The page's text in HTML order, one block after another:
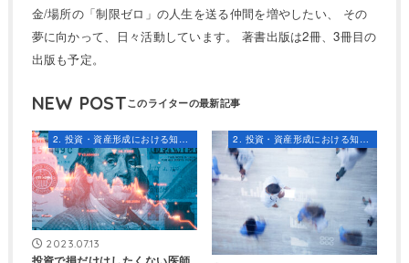
金/場所の「制限ゼロ」の人生を送る仲間を増やしたい、 その
夢に向かって、日々活動しています。 著書出版は2冊、3冊目の
出版も予定。
NEW POST
2. 投資・資産形成における知識とスキル
2023.07.13
2. 投資・資産形成における知識とスキル